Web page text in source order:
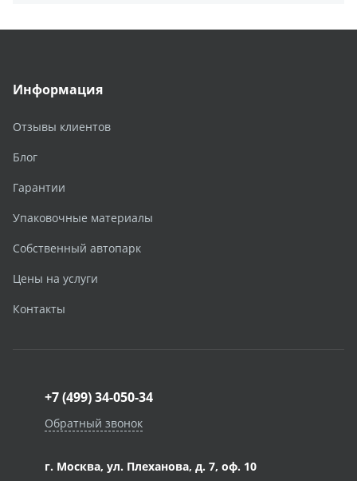
Информация
Отзывы клиентов
Блог
Гарантии
Упаковочные материалы
Собственный автопарк
Цены на услуги
Контакты
+7 (499) 34-050-34
Обратный звонок
г. Москва, ул. Плеханова, д. 7, оф. 10